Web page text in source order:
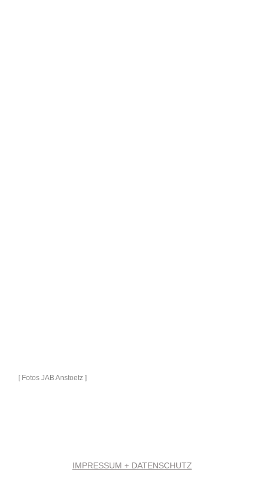
[ Fotos JAB Anstoetz ]
IMPRESSUM + DATENSCHUTZ